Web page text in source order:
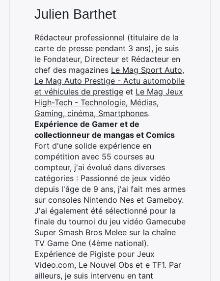
Julien Barthet
Rédacteur professionnel (titulaire de la
carte de presse pendant 3 ans), je suis
le Fondateur, Directeur et Rédacteur en
chef des magazines Le Mag Sport Auto,
Le Mag Auto Prestige - Actu automobile
et véhicules de prestige et Le Mag Jeux
High-Tech - Technologie, Médias,
Gaming, cinéma, Smartphones.
Expérience de Gamer et de
collectionneur de mangas et Comics
Fort d'une solide expérience en
compétition avec 55 courses au
compteur, j'ai évolué dans diverses
catégories : Passionné de jeux vidéo
depuis l'âge de 9 ans, j'ai fait mes armes
sur consoles Nintendo Nes et Gameboy.
J'ai également été sélectionné pour la
finale du tournoi du jeu vidéo Gamecube
Super Smash Bros Melee sur la chaîne
TV Game One (4ème national).
Expérience de Pigiste pour Jeux
Video.com, Le Nouvel Obs et e TF1. Par
ailleurs, je suis intervenu en tant